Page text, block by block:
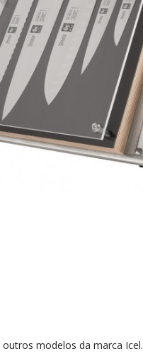
modelos da marca Icel.